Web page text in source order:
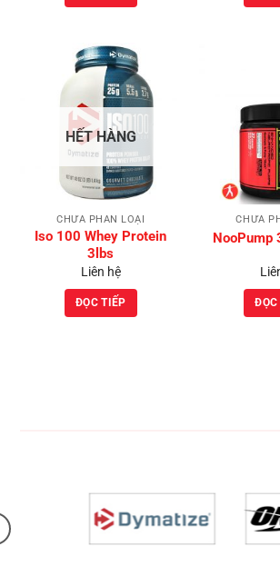
Wishlist
HẾT HÀNG
CHƯA PHÂN LOẠI
Iso 100 Whey Protein
3lbs
Liên hệ
ĐỌC TIẾP
CHƯA
NooPump
ĐỌC